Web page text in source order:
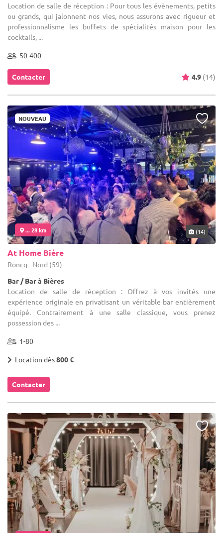
Location de salle de réception : Pour tous les évènements, petits
ou grands, qui jalonnent nos vies, nous assurons avec rigueur et
professionnalisme les buffets de spécialités maison pour les
cocktails, ...
50-400
Contacter 4.9 (14)
NOUVEAU
... 28 km (14)
At Home Bière
Roncq - Nord (59)
Bar / Bar à Bières
Location de salle de réception : Offrez à vos invités une
expérience originale en privatisant un véritable bar entièrement
équipé. Contrairement à une salle classique, vous prenez
possession des ...
1-80
Location dès800 €
Contacter